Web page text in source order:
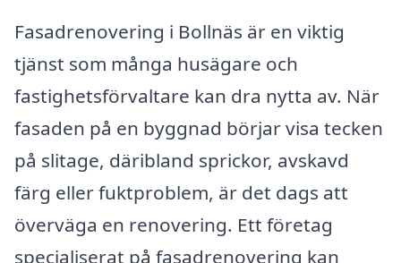
Fasadrenovering i Bollnäs är en viktig
tjänst som många husägare och
fastighetsförvaltare kan dra nytta av. När
fasaden på en byggnad börjar visa tecken
på slitage, däribland sprickor, avskavd
färg eller fuktproblem, är det dags att
överväga en renovering. Ett företag
specialiserat på fasadrenovering kan